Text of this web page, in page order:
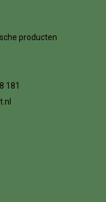
producten
181